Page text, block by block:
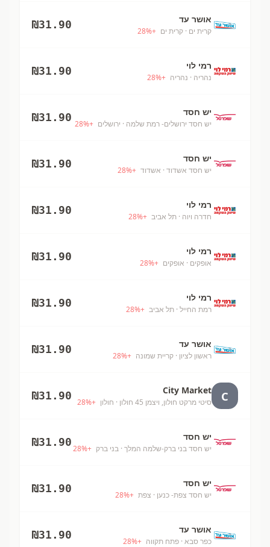
אושר עד
קרית ים · קרית ים +
28%
₪31.90
רמי לוי
נהריה · נהריה +
28%
₪31.90
יש חסד
יש חסד ירושלים- רמת שלמה · ירושלים +
28%
₪31.90
יש חסד
יש חסד אשדוד · אשדוד +
28%
₪31.90
רמי לוי
חדרה ויוה · תל אביב +
28%
₪31.90
רמי לוי
אופקים · אופקים +
28%
₪31.90
רמי לוי
רמת החייל · תל אביב +
28%
₪31.90
אושר עד
ראשון לציון · קריית שמונה +
28%
₪31.90
C
City Market
סיטי מרקט חולון, ויצמן 45 חולון · חולון +
28%
₪31.90
יש חסד
יש חסד בני ברק-שלמה המלך · בני ברק +
28%
₪31.90
יש חסד
יש חסד צפת- כנען · צפת +
28%
₪31.90
אושר עד
כפר סבא · פתח תקווה +
28%
₪31.90